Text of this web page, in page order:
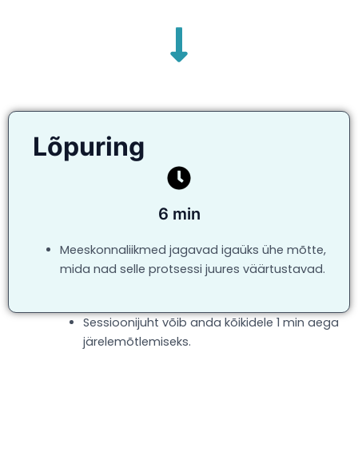
Lõpuring
6 min
Meeskonnaliikmed jagavad igaüks ühe mõtte,
mida nad selle protsessi juures väärtustavad.
Sessioonijuht võib anda kõikidele 1 min aega
järelemõtlemiseks.